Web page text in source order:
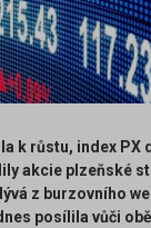
k růstu, index PX
akcie plzeňské
z burzovního
posílila vůči